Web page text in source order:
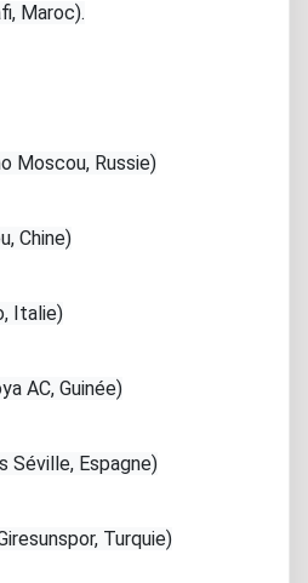
Maroc).
Moscou, Russie)
Chine)
Italie)
AC, Guinée)
Séville, Espagne)
Turquie)